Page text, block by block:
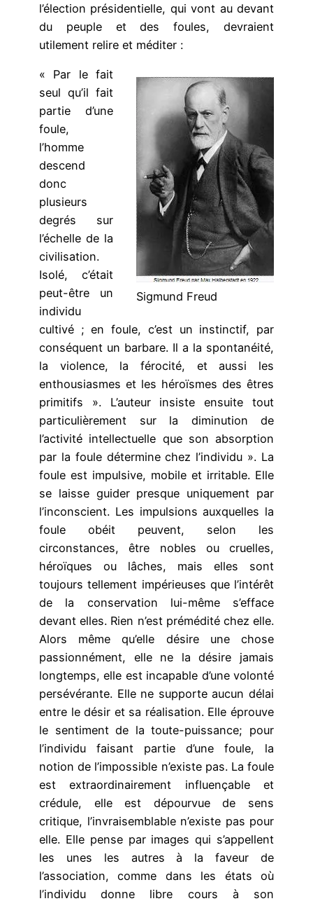
l’élection présidentielle, qui vont au devant
du peuple et des foules, devraient
utilement relire et méditer :
Sigmund Freud
« Par le fait
seul qu’il fait
partie d’une
foule,
l’homme
descend
donc
plusieurs
degrés sur
l’échelle de la
civilisation.
Isolé, c’était
peut-être un
indi­vidu
cultivé ; en foule, c’est un instinctif, par
conséquent un barbare. Il a la spontanéité,
la violence, la férocité, et aussi les
enthousiasmes et les héroïs­mes des êtres
primitifs ». L’auteur insiste ensuite tout
particulièrement sur la diminution de
l’activité intellectuelle que son absorption
par la foule déter­mine chez l’individu ». La
foule est impulsive, mobile et irritable. Elle
se laisse guider presque uniquement par
l’inconscient. Les impulsions auxquelles la
foule obéit peuvent, selon les
circonstances, être nobles ou cruelles,
héroïques ou lâches, mais elles sont
toujours tellement impérieuses que l’intérêt
de la conservation lui-même s’efface
devant elles. Rien n’est prémédité chez elle.
Alors même qu’elle désire une chose
passionnément, elle ne la désire jamais
longtemps, elle est incapable d’une volonté
persévérante. Elle ne supporte aucun délai
entre le désir et sa réalisation. Elle éprouve
le sentiment de la toute-puissance; pour
l’individu faisant partie d’une foule, la
notion de l’impossible n’existe pas. La foule
est extraordinairement influençable et
crédule, elle est dépourvue de sens
critique, l’invraisemblable n’existe pas pour
elle. Elle pense par images qui s’appellent
les unes les autres à la faveur de
l’association, comme dans les états où
l’individu donne libre cours à son